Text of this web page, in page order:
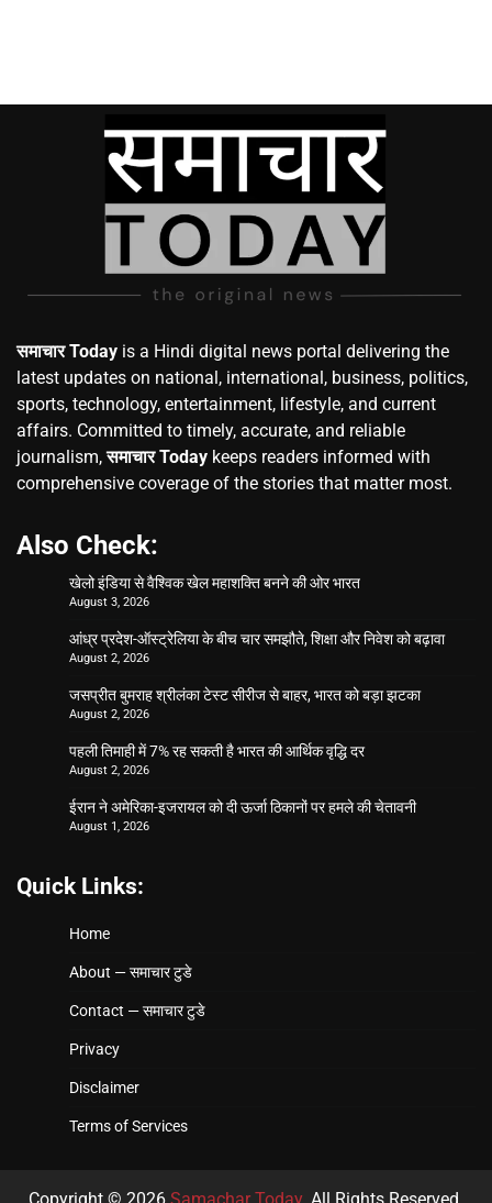
समाचार Today is a Hindi digital news portal delivering the
latest updates on national, international, business, politics,
sports, technology, entertainment, lifestyle, and current
affairs. Committed to timely, accurate, and reliable
journalism,समाचार Today keeps readers informed with
comprehensive coverage of the stories that matter most.
Also Check:
खेलो इंडिया से वैश्विक खेल महाशक्ति बनने की ओर भारत
August 3, 2026
आंध्र प्रदेश-ऑस्ट्रेलिया के बीच चार समझौते, शिक्षा और निवेश को बढ़ावा
August 2, 2026
जसप्रीत बुमराह श्रीलंका टेस्ट सीरीज से बाहर, भारत को बड़ा झटका
August 2, 2026
पहली तिमाही में 7% रह सकती है भारत की आर्थिक वृद्धि दर
August 2, 2026
ईरान ने अमेरिका-इजरायल को दी ऊर्जा ठिकानों पर हमले की चेतावनी
August 1, 2026
Quick Links:
Home
About — समाचार टुडे
Contact — समाचार टुडे
Privacy
Disclaimer
Terms of Services